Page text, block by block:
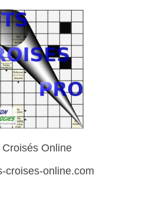
Croisés Online
croises-online.com